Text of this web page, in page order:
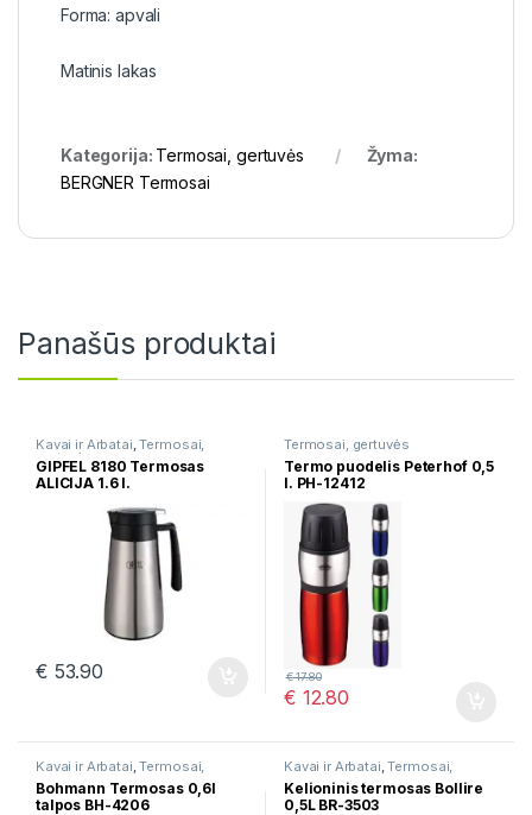
Forma: apvali
Matinis lakas
Kategorija: Termosai, gertuvės
Žyma:
BERGNER Termosai
Panašūs produktai
Kavai ir Arbatai,Termosai,
gertuvės
GIPFEL 8180 Termosas
ALICIJA 1.6 l.
€ 53.90
Termosai, gertuvės
Termo puodelis Peterhof 0,5
l. PH-12412
€ 12.80
€17.80
Kavai ir Arbatai,Termosai,
gertuvės
Bohmann Termosas 0,6l
talpos BH-4206
Kavai ir Arbatai,Termosai,
gertuvės
Kelioninis termosas Bollire
0,5L BR-3503